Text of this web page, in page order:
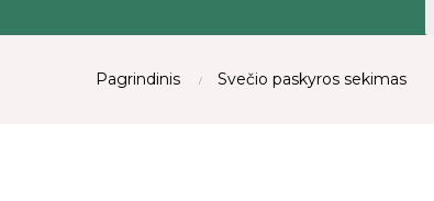
Pagrindinis Svečio paskyros sekimas